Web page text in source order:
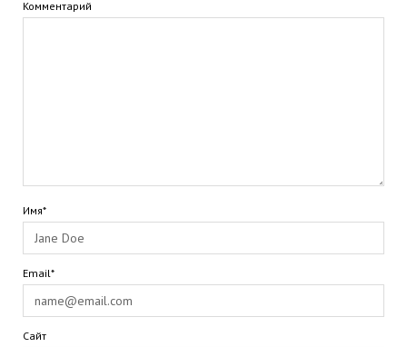
Комментарий
Имя*
Email*
Сайт